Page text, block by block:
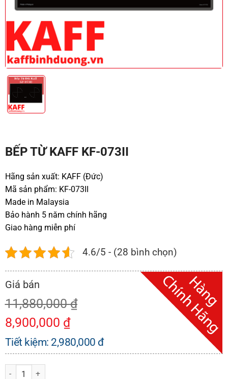
BẾP TỪ KAFF KF-073II
Hãng sản xuất: KAFF (Đức)
Mã sản phẩm: KF-073II
Made in Malaysia
Bảo hành 5 năm chính hãng
Giao hàng miễn phí
4.6/5 - (28 bình chọn)
11,880,000₫
8,900,000 ₫
Tiết kiệm: 2,980,000 đ
BẾP TỪ KAFF KF-073II số lượng